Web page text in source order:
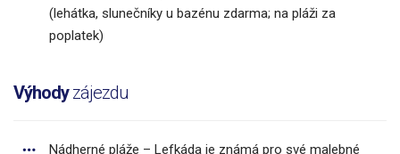
(lehátka, slunečníky u bazénu zdarma; na pláži za
poplatek)
Výhodyzájezdu
Nádherné pláže – Lefkáda je známá pro své malebné